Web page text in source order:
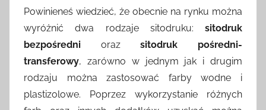
Powinieneś wiedzieć, że obecnie na rynku można
wyróżnić dwa rodzaje sitodruku: sitodruk
bezpośredni orazsitodruk pośredni-
transferowy, zarówno w jednym jak i drugim
rodzaju można zastosować farby wodne i
plastizolowe. Poprzez wykorzystanie różnych